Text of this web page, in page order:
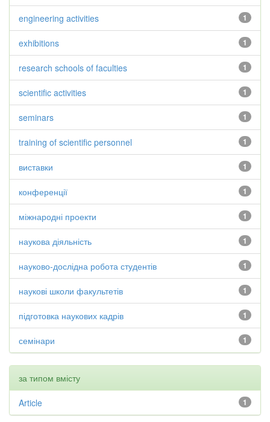
1
engineering activities
1
exhibitions
1
research schools of faculties
1
scientific activities
1
seminars
1
training of scientific personnel
1
виставки
1
конференції
1
міжнародні проекти
1
наукова діяльність
1
науково-дослідна робота студентів
1
наукові школи факультетів
1
підготовка наукових кадрів
1
семінари
за типом вмісту
1
Article